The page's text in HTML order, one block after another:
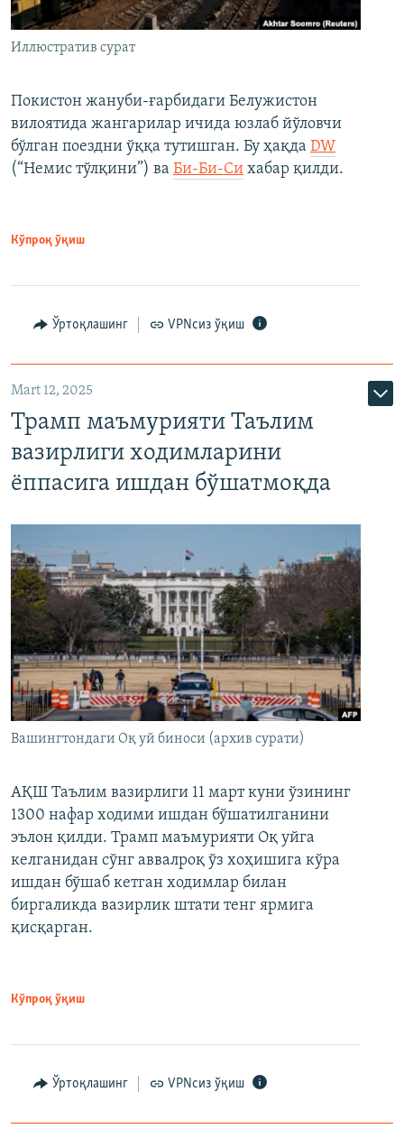
Иллюстратив сурат
Покистон жануби-ғарбидаги Белужистон
вилоятида жангарилар ичида юзлаб йўловчи
бўлган поездни ўққа тутишган. Бу ҳақда DW
(“Немис тўлқини”) ва Би-Би-Си хабар қилди.
Кўпроқ ўқиш
Ўртоқлашинг VPNсиз ўқиш
Mart 12, 2025
Трамп маъмурияти Таълим
вазирлиги ходимларини
ёппасига ишдан бўшатмоқда
Вашингтондаги Оқ уй биноси (архив сурати)
АҚШ Таълим вазирлиги 11 март куни ўзининг
1300 нафар ходими ишдан бўшатилганини
эълон қилди. Трамп маъмурияти Оқ уйга
келганидан сўнг аввалроқ ўз хоҳишига кўра
ишдан бўшаб кетган ходимлар билан
биргаликда вазирлик штати тенг ярмига
қисқарган.
Кўпроқ ўқиш
Ўртоқлашинг VPNсиз ўқиш